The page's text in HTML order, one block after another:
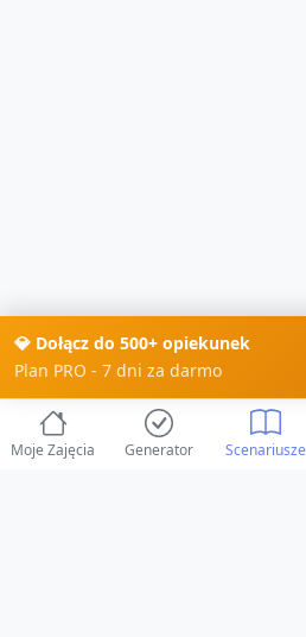
💎 Dołącz do 500+ opiekunek
Plan PRO - 7 dni za darmo
Moje Zajęcia Generator Scenariusze